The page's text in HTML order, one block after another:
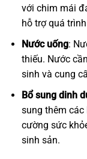
với chim mái
hỗ trợ quá
Nước uống:
thiếu. Nước
sinh và cung
Bổ sung dinh
sung thêm
cường sức
sinh sản.